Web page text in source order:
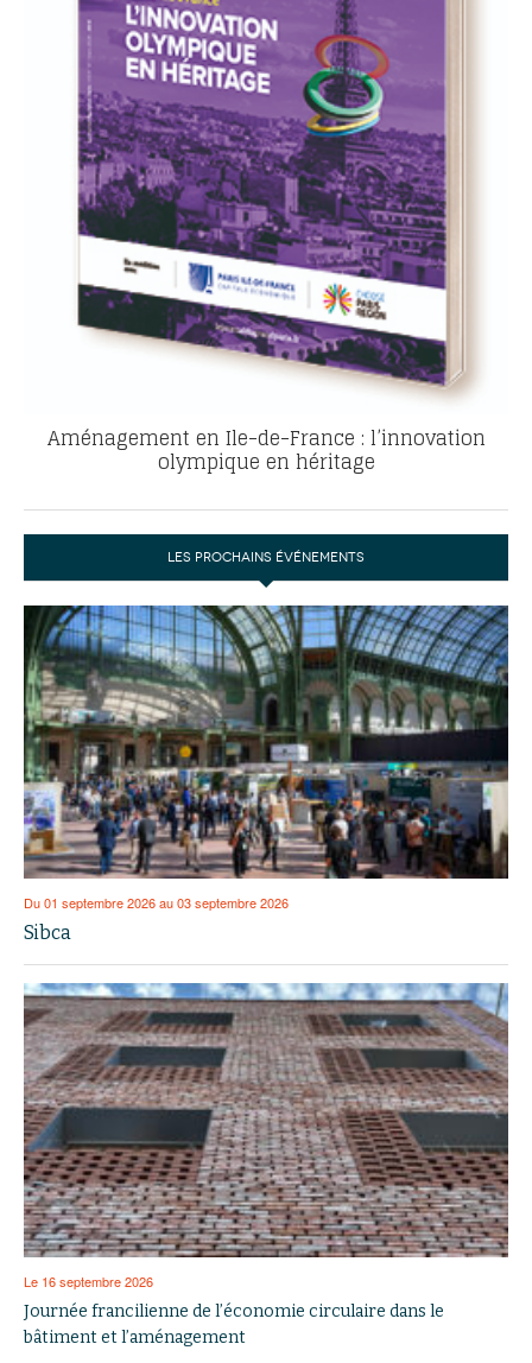
Aménagement en Ile-de-France : l’innovation
olympique en héritage
LES PROCHAINS ÉVÉNEMENTS
Du 01 septembre 2026 au 03 septembre 2026
Sibca
Le 16 septembre 2026
Journée francilienne de l’économie circulaire dans le
bâtiment et l’aménagement